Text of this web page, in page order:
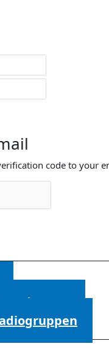
code to your